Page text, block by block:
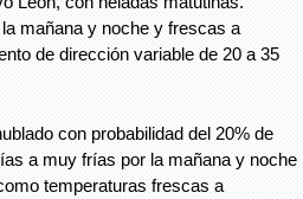
mañana y noche y frescas a
de dirección variable de 20 a 35
con probabilidad del 20% de
a muy frías por la mañana y noche
temperaturas frescas a